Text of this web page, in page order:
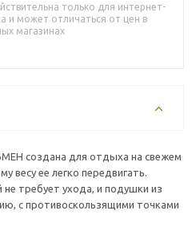
только для интернет-
и может отличаться от цен в
магазинах
создана для отдыха на свежем
весу ее легко передвигать.
требует ухода, и подушки из
с противоскользящими точками